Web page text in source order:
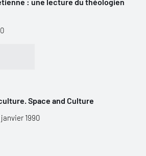
Space and Culture
1990